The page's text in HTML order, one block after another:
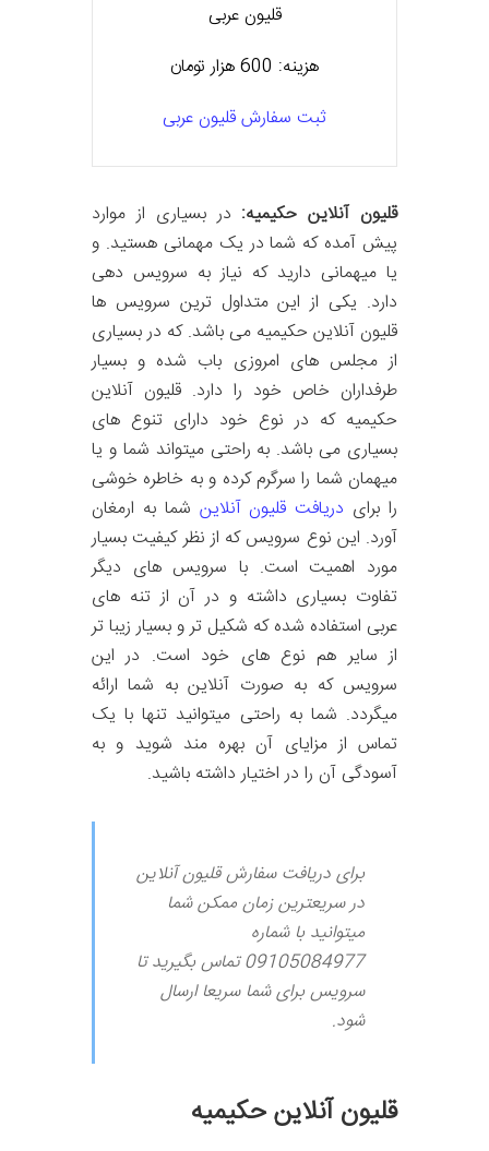
قلیون عربی
هزینه: 600 هزار تومان
ثبت سفارش قلیون عربی
قلیون آنلاین حکیمیه: در بسیاری از موارد
پیش آمده که شما در یک مهمانی هستید. و
یا میهمانی دارید که نیاز به سرویس دهی
دارد. یکی از این متداول ترین سرویس ها
قلیون آنلاین حکیمیه می باشد. که در بسیاری
از مجلس های امروزی باب شده و بسیار
طرفداران خاص خود را دارد. قلیون آنلاین
حکیمیه که در نوع خود دارای تنوع های
بسیاری می باشد. به راحتی میتواند شما و یا
میهمان شما را سرگرم کرده و به خاطره خوشی
را برای دریافت قلیون آنلاین شما به ارمغان
آورد. این نوع سرویس که از نظر کیفیت بسیار
مورد اهمیت است. با سرویس های دیگر
تفاوت بسیاری داشته و در آن از تنه های
عربی استفاده شده که شکیل تر و بسیار زیبا تر
از سایر هم نوع های خود است. در این
سرویس که به صورت آنلاین به شما ارائه
میگردد. شما به راحتی میتوانید تنها با یک
تماس از مزایای آن بهره مند شوید و به
آسودگی آن را در اختیار داشته باشید.
برای دریافت سفارش قلیون آنلاین
در سریعترین زمان ممکن شما
میتوانید با شماره
09105084977 تماس بگیرید تا
سرویس برای شما سریعا ارسال
شود.
قلیون آنلاین حکیمیه